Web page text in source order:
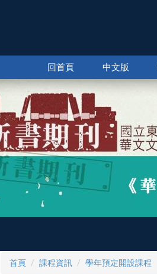
回首頁 中文版
首頁 課程資訊 學年預定開設課程